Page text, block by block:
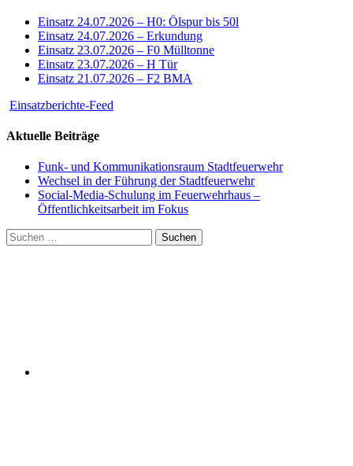
Einsatz 24.07.2026 – H0: Ölspur bis 50l
Einsatz 24.07.2026 – Erkundung
Einsatz 23.07.2026 – F0 Mülltonne
Einsatz 23.07.2026 – H Tür
Einsatz 21.07.2026 – F2 BMA
Einsatzberichte-Feed
Aktuelle Beiträge
Funk- und Kommunikationsraum Stadtfeuerwehr
Wechsel in der Führung der Stadtfeuerwehr
Social-Media-Schulung im Feuerwehrhaus –
Öffentlichkeitsarbeit im Fokus
Suchen
nach: